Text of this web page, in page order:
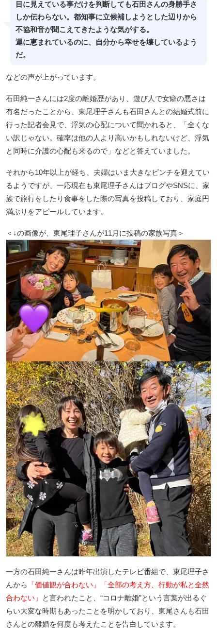
目に見えている事だけを判断しても石田さんの身勝手さ
しか伝わらない。都知事に立候補しようとした辺りから
不協和音が聞こえてきたような気がする。
運に恵まれているのに、自分から幸せを壊しているよう
だ。
などの声が上がっています。
石田純一さんには2度の離婚歴があり、遊び人で女癖の悪さは
有名だったことから、東尾理子さんも石田さんとの結婚式前に
行った記者会見で、浮気の心配について聞かれると、「全くな
い訳じゃない。確率は他の人より高いかもしれないけど、浮気
と同時に介護の心配も来るので」などと答えていました。
それから10年以上が経ち、夫婦はいま大きなピンチを迎えてい
るようですが、一応現在も東尾理子さんはブログやSNSに、家
族で旅行をしたり食事をした際の写真を投稿しており、家庭円
満ぶりをアピールしています。
＜↓の画像が、東尾理子さんが11月に投稿の家族写真＞
一方の石田純一さんは昨年出演したテレビ番組で、東尾理子さ
んから
「価値観が合わない」「全部の考え方、行動が私と全然
合わない」
と言われたこと、“コロナ離婚”という言葉が出るぐ
らい大変な時期もあったことを明かしており、東尾さんも石田
さんとの離婚を何度も考えたことを告白しています。